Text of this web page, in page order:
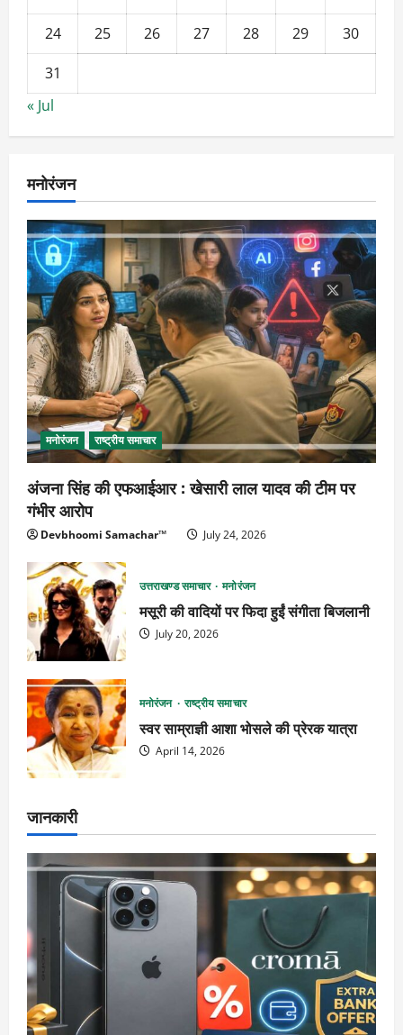
24
25 26 27 28 29
30
31
« Jul
मनोरंजन
मनोरंजन राष्ट्रीय समाचार
अंजना सिंह की एफआईआर : खेसारी लाल यादव की टीम पर
गंभीर आरोप
Devbhoomi Samachar™ July 24, 2026
उत्तराखण्ड समाचार मनोरंजन
मसूरी की वादियों पर फिदा हुईं संगीता बिजलानी
July 20, 2026
मनोरंजन राष्ट्रीय समाचार
स्वर साम्राज्ञी आशा भोसले की प्रेरक यात्रा
April 14, 2026
जानकारी